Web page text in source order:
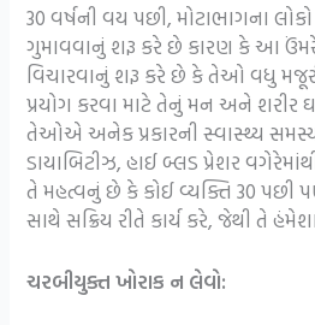
30 વર્ષની વય પછી, મોટાભાગના લોકો
ગુમાવવાનું શરૂ કરે છે કારણ કે આ ઉંમરે
વિચારવાનું શરૂ કરે છે કે તેઓ વધુ
પ્રયોગ કરવા માટે તેનું મન અને
તેઓએ અનેક પ્રકારની સ્વાસ્થ્ય
ડાયાબિટીઝ, હાઈ બ્લડ પ્રેશર
તે મહત્વનું છે કે કોઈ વ્યક્તિ 30 પછી
સાથે સક્રિય રીતે કાર્ય કરે, જેથી તે
ચરબીયુક્ત ખોરાક ન લેવો: